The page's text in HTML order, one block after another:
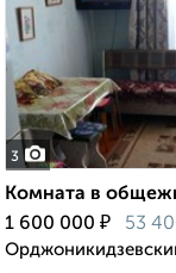
3
Комната в
1 600 000 ₽ 53